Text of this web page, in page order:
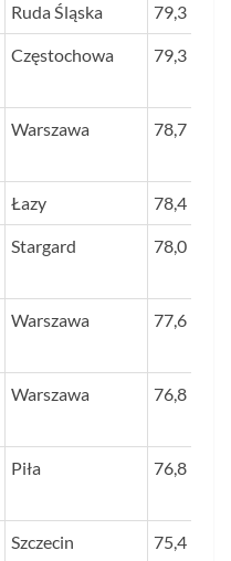
Ruda Śląska 79,3
Częstochowa 79,3
Warszawa 78,7
Łazy 78,4
Stargard 78,0
Warszawa 77,6
Warszawa 76,8
Piła 76,8
Szczecin 75,4